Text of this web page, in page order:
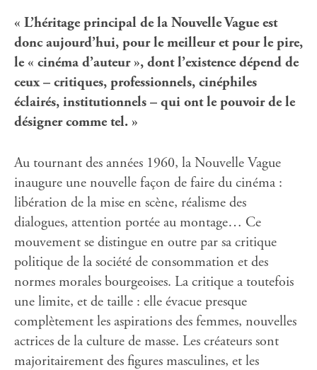
« L’héritage principal de la Nouvelle Vague est
donc aujourd’hui, pour le meilleur et pour le pire,
le « cinéma d’auteur », dont l’existence dépend de
ceux – critiques, professionnels, cinéphiles
éclairés, institutionnels – qui ont le pouvoir de le
désigner comme tel. »
Au tournant des années 1960, la Nouvelle Vague
inaugure une nouvelle façon de faire du cinéma :
libération de la mise en scène, réalisme des
dialogues, attention portée au montage… Ce
mouvement se distingue en outre par sa critique
politique de la société de consommation et des
normes morales bourgeoises. La critique a toutefois
une limite, et de taille : elle évacue presque
complètement les aspirations des femmes, nouvelles
actrices de la culture de masse. Les créateurs sont
majoritairement des figures masculines, et les